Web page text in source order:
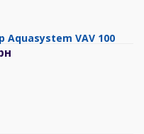
Aquasystem VAV 100